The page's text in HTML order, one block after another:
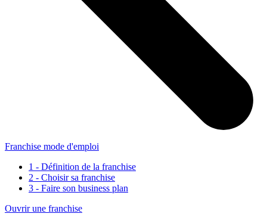
Franchise mode d'emploi
1 - Définition de la franchise
2 - Choisir sa franchise
3 - Faire son business plan
Ouvrir une franchise